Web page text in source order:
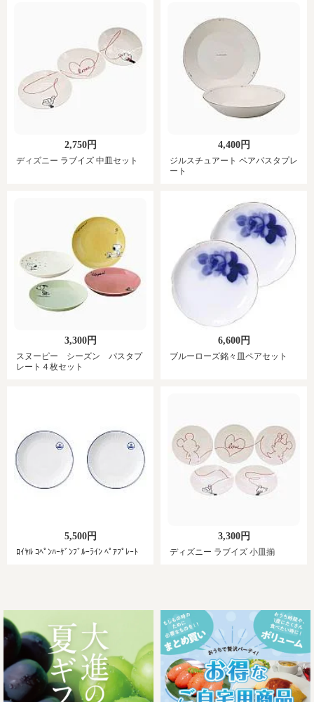
2,750円
ディズニー ラブイズ 中皿セット
4,400円
ジルスチュアート ペアパスタプレ
ート
3,300円
スヌーピー シーズン パスタプ
レート４枚セット
6,600円
ブルーローズ銘々皿ペアセット
5,500円
ﾛｲﾔﾙ ｺﾍﾟﾝﾊｰｹﾞﾝﾌﾞﾙｰﾗｲﾝ ﾍﾟｱﾌﾟﾚｰﾄ
3,300円
ディズニー ラブイズ 小皿揃